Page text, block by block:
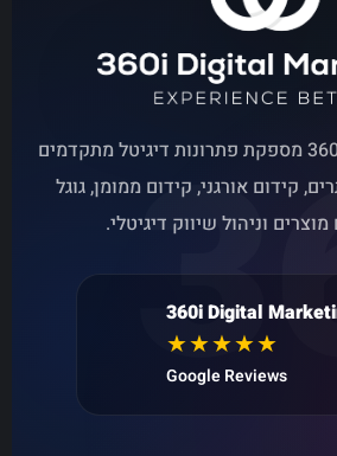
360i Digital Marketing מספקת פתרונות דיגיטל מתקדמים
קידום אורגני, קידום ממומן, גוגל
וניהול שיווק דיגיטלי.
360i Digital
★★★★★
Google Reviews